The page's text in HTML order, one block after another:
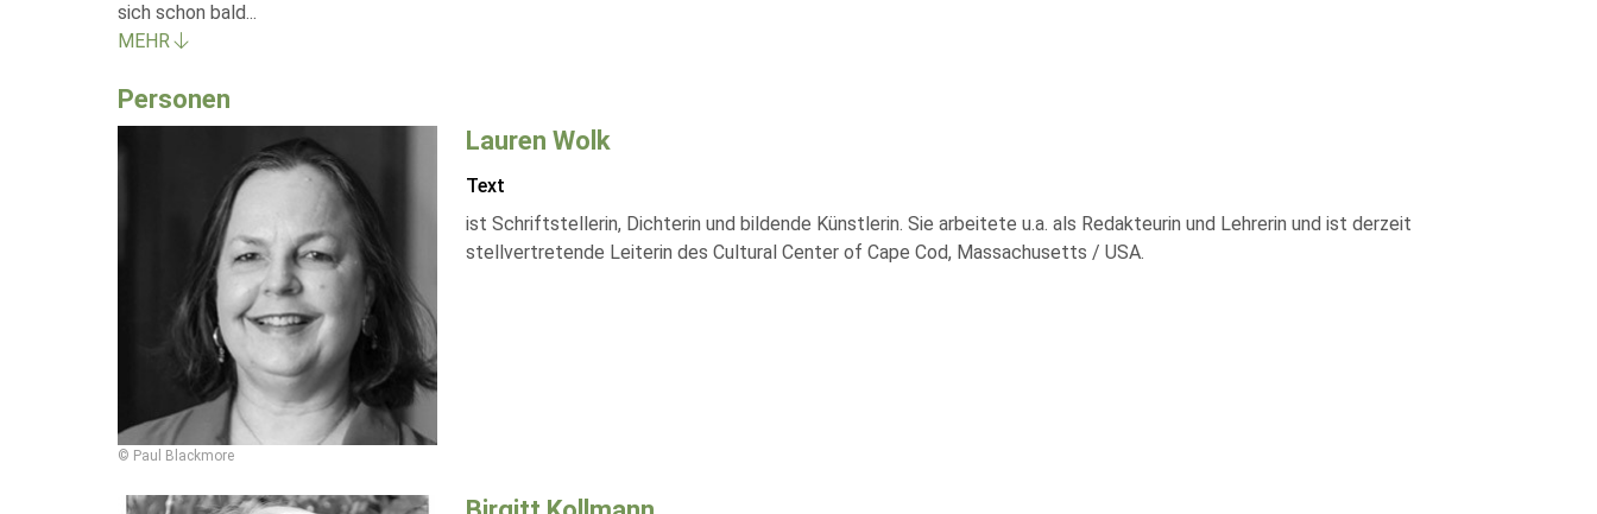
sich schon bald...
MEHR
Personen
© Paul Blackmore
Lauren Wolk
Text
ist Schriftstellerin, Dichterin und bildende Künstlerin. Sie arbeitete u.a. als Redakteurin und Lehrerin und ist derzeit
stellvertretende Leiterin des Cultural Center of Cape Cod, Massachusetts / USA.